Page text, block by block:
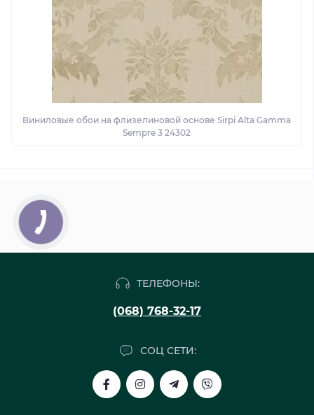
Виниловые обои на флизелиновой основе Sirpi Alta Gamma
Sempre 3 24302
ТЕЛЕФОНЫ:
(068) 768-32-17
СОЦ СЕТИ: